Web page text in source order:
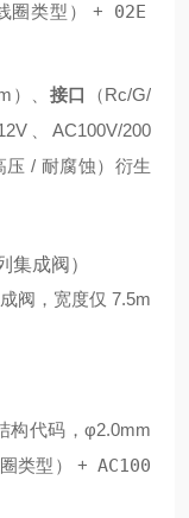
圈类型） + 02E
）、 接口
（Rc/G/
、AC100V/200
压 / 耐腐蚀）衍生
集成阀）
成阀，宽度仅 7.5m
构代码，φ2.0mm
圈类型） + AC100